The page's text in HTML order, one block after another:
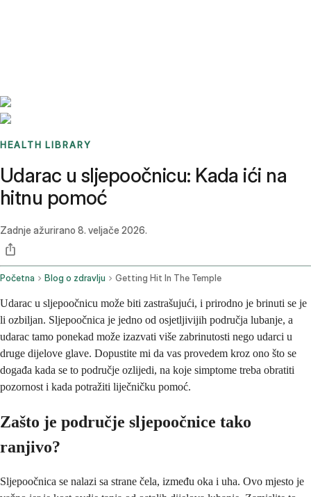
HEALTH LIBRARY
Udarac u sljepoočnicu: Kada ići na
hitnu pomoć
Zadnje ažurirano 8. veljače 2026.
Početna Blog o zdravlju Getting Hit In The Temple
Udarac u sljepoočnicu može biti zastrašujući, i prirodno je brinuti se je
li ozbiljan. Sljepoočnica je jedno od osjetljivijih područja lubanje, a
udarac tamo ponekad može izazvati više zabrinutosti nego udarci u
druge dijelove glave. Dopustite mi da vas provedem kroz ono što se
događa kada se to područje ozlijedi, na koje simptome treba obratiti
pozornost i kada potražiti liječničku pomoć.
Zašto je područje sljepoočnice tako
ranjivo?
Sljepoočnica se nalazi sa strane čela, između oka i uha. Ovo mjesto je